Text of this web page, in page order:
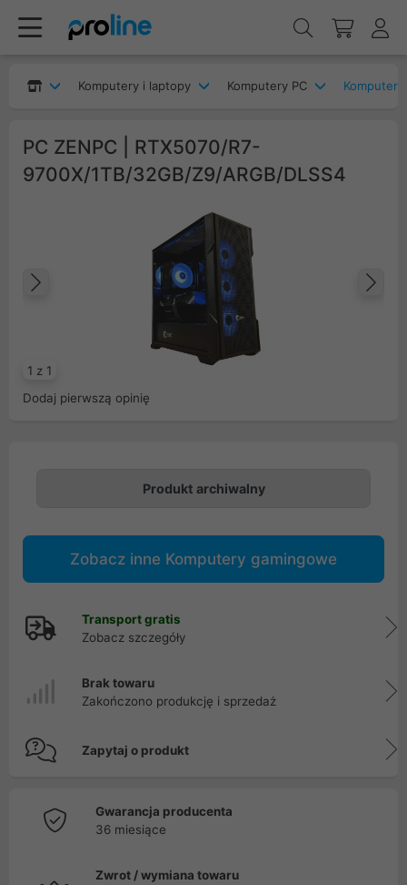
Komputery i laptopy Komputery PC
PC ZENPC | RTX5070/R7-
9700X/1TB/32GB/Z9/ARGB/DLSS4
1 z 1
Poprzedni
Dodaj pierwszą opinię
Produkt archiwalny
Zobacz inne Komputery gamingowe
Transport gratis
Zobacz szczegóły
Brak towaru
Zakończono produkcję i sprzedaż
Zapytaj o produkt
Gwarancja producenta
36 miesiące
Zwrot / wymiana towaru